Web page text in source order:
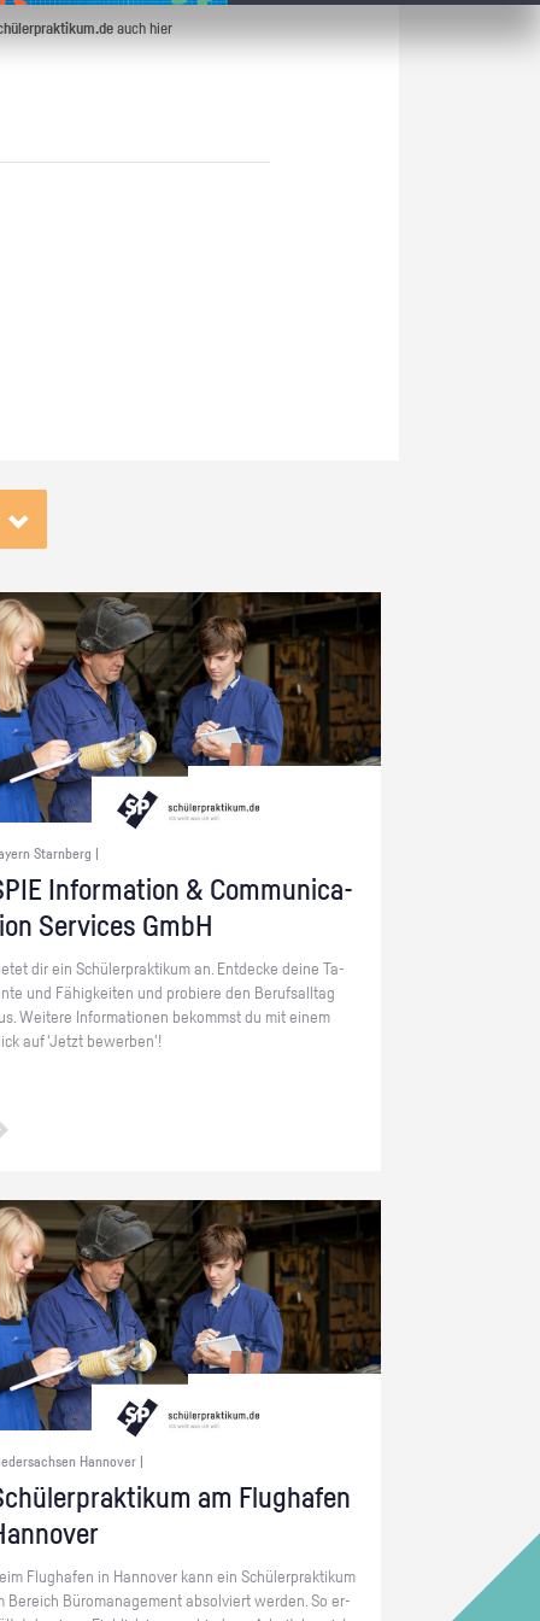
auch hier
Starnberg |
In­for­ma­ti­on & Com­mu­ni­ca­
Ser­vices GmbH
dir ein Schü­ler­prak­ti­kum an. Ent­de­cke deine Ta­
und Fä­hig­kei­ten und pro­bie­re den Be­rufs­all­tag
Wei­te­re In­for­ma­tio­nen be­kommst du mit einem
auf 'Jetzt be­wer­ben'!
Hannover |
am Flug­ha­fen
Flug­ha­fen in Han­no­ver kann ein Schü­ler­prak­ti­kum
Be­reich Bü­ro­ma­nage­ment ab­sol­viert wer­den. So er­